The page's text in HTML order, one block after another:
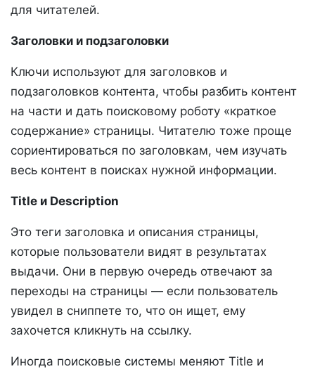
для читателей.
Заголовки и подзаголовки
Ключи используют для заголовков и
подзаголовков контента, чтобы разбить контент
на части и дать поисковому роботу «краткое
содержание» страницы. Читателю тоже проще
сориентироваться по заголовкам, чем изучать
весь контент в поисках нужной информации.
Title и Description
Это теги заголовка и описания страницы,
которые пользователи видят в результатах
выдачи. Они в первую очередь отвечают за
переходы на страницы — если пользователь
увидел в сниппете то, что он ищет, ему
захочется кликнуть на ссылку.
Иногда поисковые системы меняют Title и